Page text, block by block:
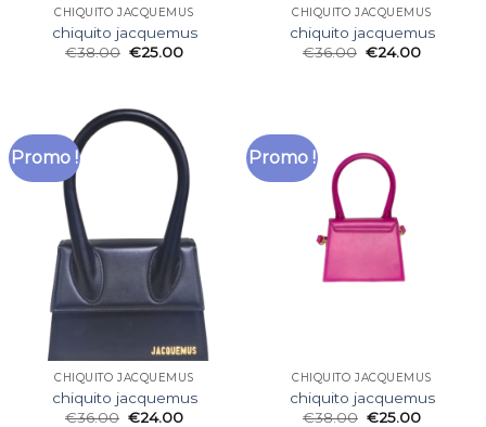
CHIQUITO JACQUEMUS
chiquito jacquemus
€38.00 €25.00
CHIQUITO JACQUEMUS
chiquito jacquemus
€36.00 €24.00
Promo !
CHIQUITO JACQUEMUS
chiquito jacquemus
€36.00 €24.00
Promo !
CHIQUITO JACQUEMUS
chiquito jacquemus
€38.00 €25.00